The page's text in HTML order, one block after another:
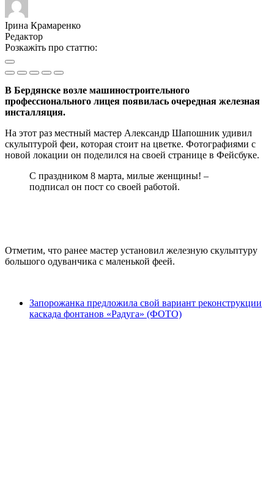
Ірина Крамаренко
Редактор
Розкажіть про статтю:
В Бердянске возле машиностроительного
профессионального лицея появилась очередная железная
инсталляция.
На этот раз местный мастер Александр Шапошник удивил
скульптурой феи, которая стоит на цветке. Фотографиями с
новой локации он поделился на своей странице в Фейсбуке.
С праздником 8 марта, милые женщины! –
подписал он пост со своей работой.
Отметим, что ранее мастер установил железную скульптуру
большого одуванчика с маленькой феей.
Запорожанка предложила свой вариант реконструкции
каскада фонтанов «Радуга» (ФОТО)